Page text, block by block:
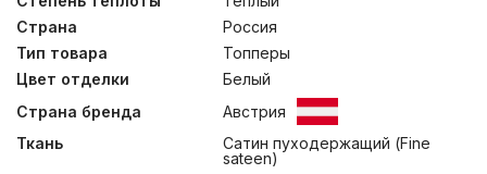
Мягкий пуховый подшерсток верблюдов, собранный
вручную, отличается хорошим воздухообменом и
терморегуляцией, а благодаря наличию ланолина в
его составе оказывает благотворное воздействие на
организм человека. Изделия этой коллекции требуют
особого ухода при обслуживании. Мы не
рекомендуем их стирать, допускается только сухая
чистка изделий.
Страна
Россия
Тип товара
Топперы
Цвет отделки
Белый
Страна бренда
Австрия
Ткань
Сатин пуходержащий (Fine
sateen)